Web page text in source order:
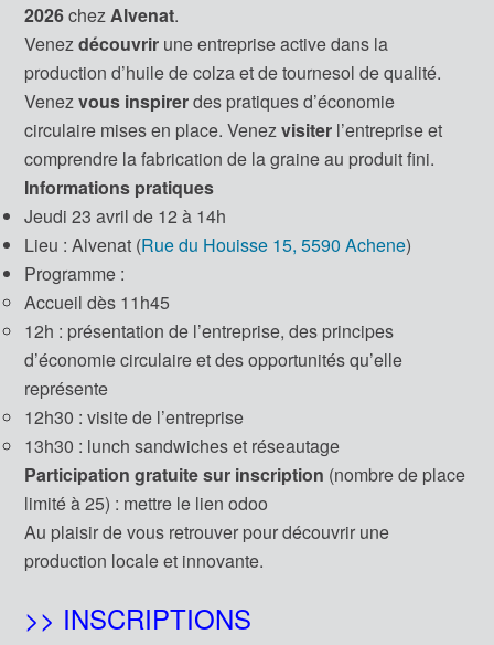
2026chezAlvenat.
Venezdécouvrir une entreprise active dans la
production d’huile de colza et de tournesol de qualité.
Venezvous inspirerdes pratiques d’économie
circulaire mises en place. Venezvisiter l’entreprise et
comprendre la fabrication de la graine au produit fini.
Informations pratiques
Jeudi 23 avril de 12 à 14h
Lieu : Alvenat (Rue du Houisse 15, 5590 Achene)
Programme :
Accueil dès 11h45
12h : présentation de l’entreprise, des principes
d’économie circulaire et des opportunités qu’elle
représente
12h30 : visite de l’entreprise
13h30 : lunch sandwiches et réseautage
Participation gratuite sur inscription (nombre de place
limité à 25) : mettre le lien odoo
Au plaisir de vous retrouver pour découvrir une
production locale et innovante.
>> INSCRIPTIONS